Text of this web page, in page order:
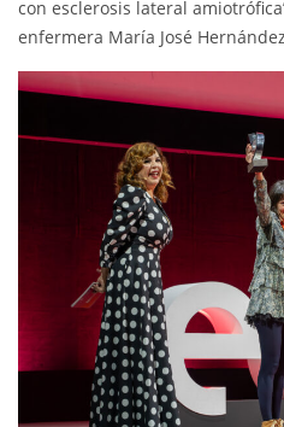
con esclerosis lateral
enfermera María José